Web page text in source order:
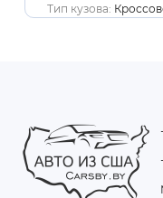
Тип кузова: